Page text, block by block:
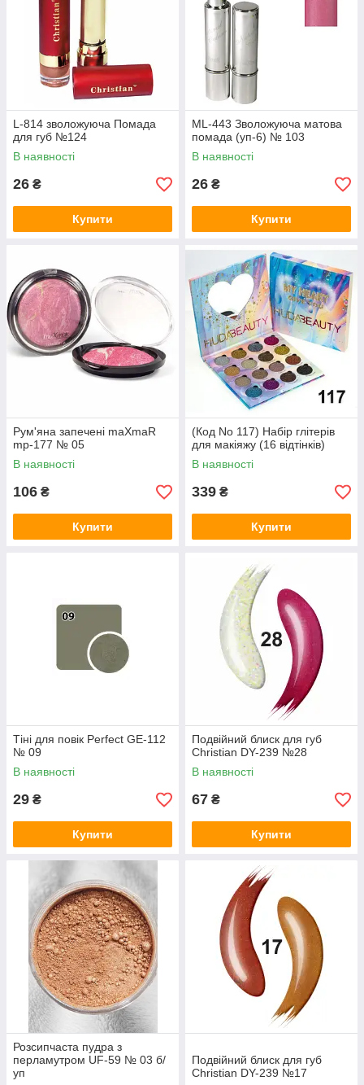
L-814 зволожуюча Помада
для губ №124
В наявності
26 ₴
Купити
ML-443 Зволожуюча матова
помада (уп-6) № 103
В наявності
26 ₴
Купити
Рум'яна запечені maXmaR
mp-177 № 05
В наявності
106 ₴
Купити
(Код No 117) Набір глітерів
для макіяжу (16 відтінків)
В наявності
339 ₴
Купити
Тіні для повік Perfect GE-112
№ 09
В наявності
29 ₴
Купити
Подвійний блиск для губ
Christian DY-239 №28
В наявності
67 ₴
Купити
Розсипчаста пудра з
перламутром UF-59 № 03 б/
уп
Подвійний блиск для губ
Christian DY-239 №17